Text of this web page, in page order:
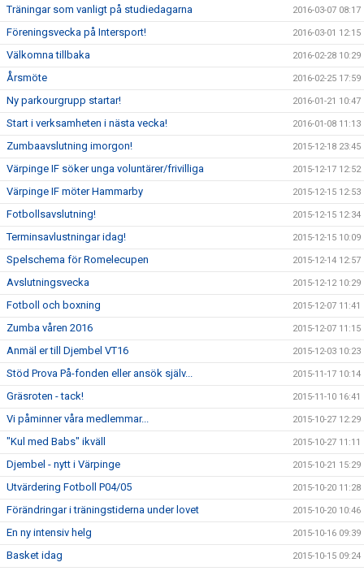
Träningar som vanligt på studiedagarna 2016-03-07 08:17
Föreningsvecka på Intersport! 2016-03-01 12:15
Välkomna tillbaka 2016-02-28 10:29
Årsmöte 2016-02-25 17:59
Ny parkourgrupp startar! 2016-01-21 10:47
Start i verksamheten i nästa vecka! 2016-01-08 11:13
Zumbaavslutning imorgon! 2015-12-18 23:45
Värpinge IF söker unga voluntärer/frivilliga 2015-12-17 12:52
Värpinge IF möter Hammarby 2015-12-15 12:53
Fotbollsavslutning! 2015-12-15 12:34
Terminsavlustningar idag! 2015-12-15 10:09
Spelschema för Romelecupen 2015-12-14 12:57
Avslutningsvecka 2015-12-12 10:29
Fotboll och boxning 2015-12-07 11:41
Zumba våren 2016 2015-12-07 11:15
Anmäl er till Djembel VT16 2015-12-03 10:23
Stöd Prova På-fonden eller ansök själv... 2015-11-17 10:14
Gräsroten - tack! 2015-11-10 16:41
Vi påminner våra medlemmar... 2015-10-27 12:29
"Kul med Babs" ikväll 2015-10-27 11:11
Djembel - nytt i Värpinge 2015-10-21 15:29
Utvärdering Fotboll P04/05 2015-10-20 11:28
Förändringar i träningstiderna under lovet 2015-10-20 10:46
En ny intensiv helg 2015-10-16 09:39
Basket idag 2015-10-15 09:24